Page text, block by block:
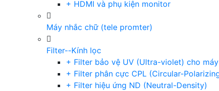
+ HDMI và phụ kiện monitor
Máy nhắc chữ (tele promter)
Filter--Kính lọc
+ Filter bảo vệ UV (Ultra-violet) cho
+ Filter phân cực CPL (Circular-
+ Filter hiệu ứng ND (Neutral-Density)